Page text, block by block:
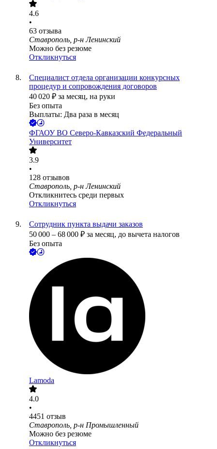
4.6
•
63 отзыва
Ставрополь, р-н Ленинский
Можно без резюме
Откликнуться
Специалист отдела организации конкурсных
процедур и сопровождения договоров
40 020 ₽ за месяц, на руки
Без опыта
Выплаты: Два раза в месяц
ФГАОУ ВО Северо-Кавказский Федеральный
Университет
3.9
•
128 отзывов
Ставрополь, р-н Ленинский
Откликнитесь среди первых
Откликнуться
Сотрудник пункта выдачи заказов
50 000 – 68 000 ₽ за месяц, до вычета налогов
Без опыта
Lamoda
4.0
•
4451 отзыв
Ставрополь, р-н Промышленный
Можно без резюме
Откликнуться